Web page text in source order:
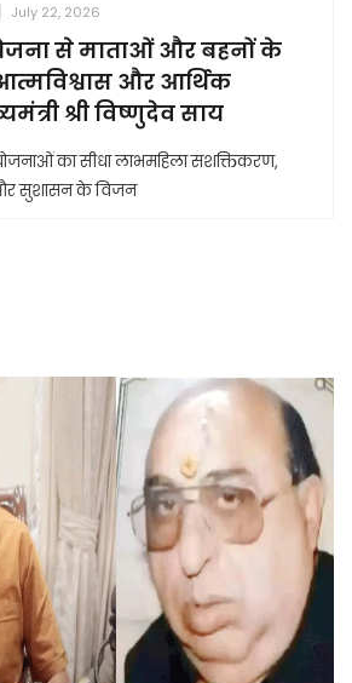
July 22, 2026
से माताओं और बहनों के
और आर्थिक
श्री विष्णुदेव साय
का सीधा लाभमहिला सशक्तिकरण,
और सुशासन के विजन